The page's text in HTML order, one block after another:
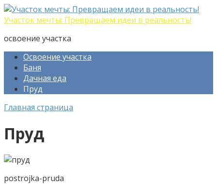
Перейти
к
Участок мечты: Превращаем идеи в реальность!
освоение участка
Освоение участка
Баня
Дачная еда
Пруд
Главная страница
Пруд
postrojka-pruda